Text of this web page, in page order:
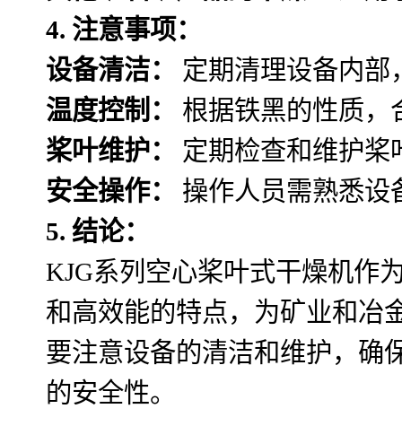
4. 注意事项：
设备清洁：
定期清理设备内部
温度控制：
根据铁黑的性质，
桨叶维护：
定期检查和维护桨
安全操作：
操作人员需熟悉设
5. 结论：
KJG系列空心桨叶式干燥机作
和高效能的特点，为矿业和冶
要注意设备的清洁和维护，确
的安全性。